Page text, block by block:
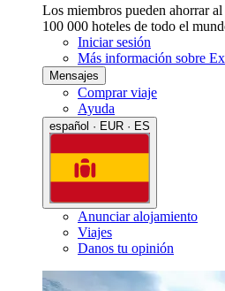
Los miembros pueden ahorrar
100 000 hoteles de todo el
Iniciar sesión
Más información sobre
Mensajes
Comprar viaje
Ayuda
español · EUR · ES
Anunciar alojamiento
Viajes
Danos tu opinión